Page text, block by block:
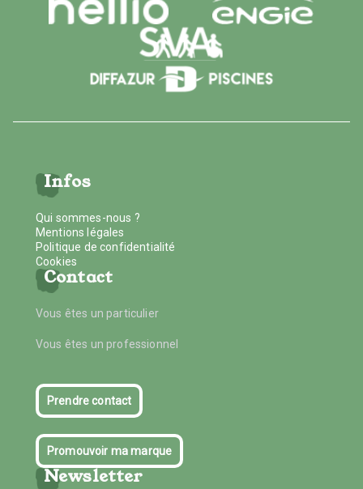
Infos
Qui sommes-nous ?
Mentions légales
Politique de confidentialité
Cookies
Contact
Vous êtes un particulier
Vous êtes un professionnel
Prendre contact
Promouvoir ma marque
Newsletter